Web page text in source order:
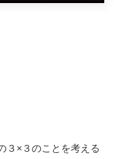
３×３のことを考える